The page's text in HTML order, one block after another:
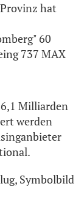
hat
60
737 MAX
Milliarden
werden
Symbolbild